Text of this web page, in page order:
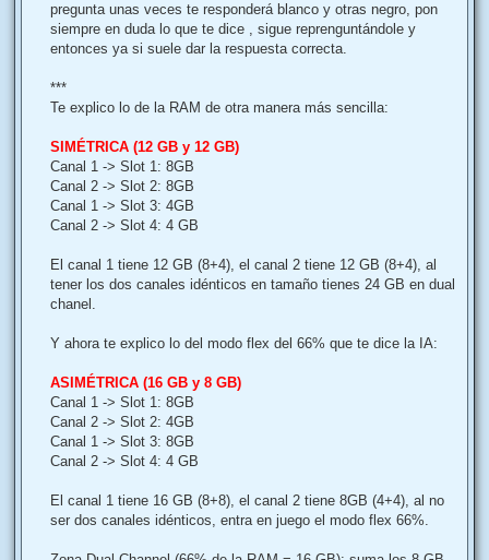
pregunta unas veces te responderá blanco y otras negro, pon
siempre en duda lo que te dice , sigue reprenguntándole y
entonces ya si suele dar la respuesta correcta.
***
Te explico lo de la RAM de otra manera más sencilla:
SIMÉTRICA (12 GB y 12 GB)
Canal 1 -> Slot 1: 8GB
Canal 2 -> Slot 2: 8GB
Canal 1 -> Slot 3: 4GB
Canal 2 -> Slot 4: 4 GB
El canal 1 tiene 12 GB (8+4), el canal 2 tiene 12 GB (8+4), al
tener los dos canales idénticos en tamaño tienes 24 GB en dual
chanel.
Y ahora te explico lo del modo flex del 66% que te dice la IA:
ASIMÉTRICA (16 GB y 8 GB)
Canal 1 -> Slot 1: 8GB
Canal 2 -> Slot 2: 4GB
Canal 1 -> Slot 3: 8GB
Canal 2 -> Slot 4: 4 GB
El canal 1 tiene 16 GB (8+8), el canal 2 tiene 8GB (4+4), al no
ser dos canales idénticos, entra en juego el modo flex 66%.